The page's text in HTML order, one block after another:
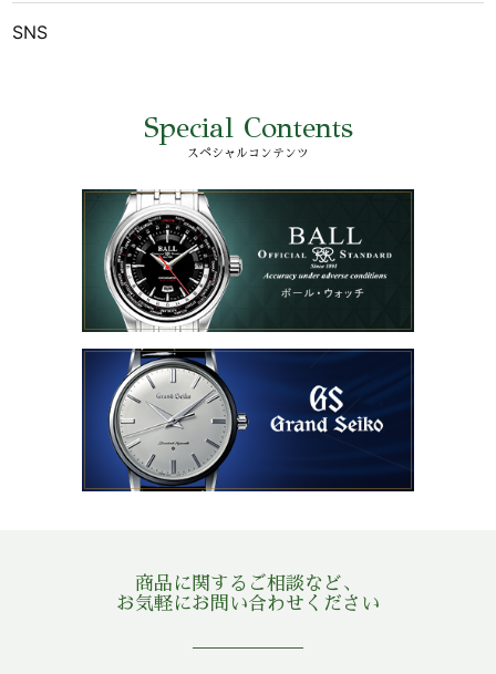
SNS
Special Contents
スペシャルコンテンツ
商品に関するご相談など、
お気軽にお問い合わせください